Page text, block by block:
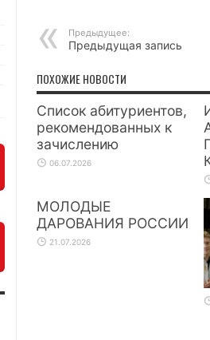
Предыдущее:
Предыдущая запись
ПОХОЖИЕ НОВОСТИ
Список абитуриентов,
рекомендованных к
зачислению
06.07.2026
МОЛОДЫЕ
ДАРОВАНИЯ РОССИИ
21.07.2026